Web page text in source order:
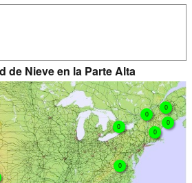
de Nieve en la Parte Alta
0
0
0
0
0
0